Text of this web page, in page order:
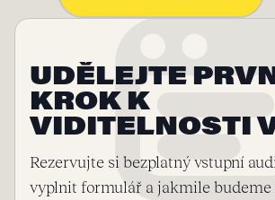
UDĚLEJTE
KROK K
VIDITELNOSTI
Rezervujte si bezplatný vstupní
vyplnit formulář a jakmile